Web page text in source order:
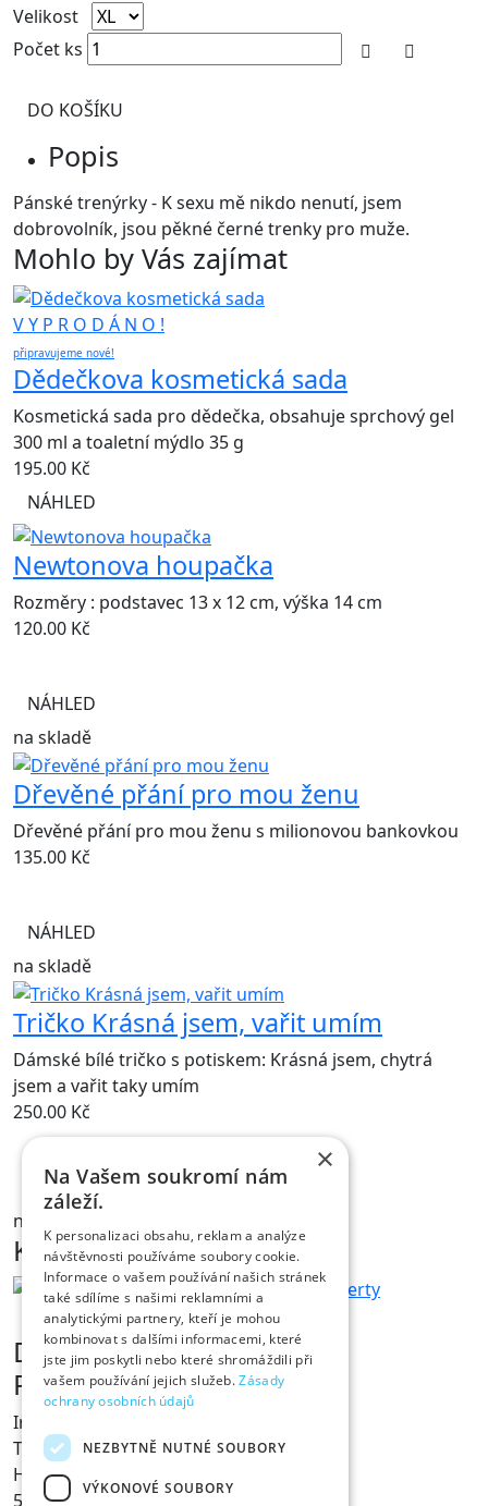
Velikost
Počet ks
DO KOŠÍKU
Popis
Pánské trenýrky - K sexu mě nikdo nenutí, jsem
dobrovolník, jsou pěkné černé trenky pro muže.
Mohlo by Vás zajímat
V Y P R O D Á N O !
připravujeme nové!
Dědečkova kosmetická sada
Kosmetická sada pro dědečka, obsahuje sprchový gel
300 ml a toaletní mýdlo 35 g
195.00 Kč
NÁHLED
Newtonova houpačka
Rozměry : podstavec 13 x 12 cm, výška 14 cm
120.00 Kč
NÁHLED
na skladě
Dřevěné přání pro mou ženu
Dřevěné přání pro mou ženu s milionovou bankovkou
135.00 Kč
NÁHLED
na skladě
Tričko Krásná jsem, vařit umím
Dámské bílé tričko s potiskem: Krásná jsem, chytrá
jsem a vařit taky umím
250.00 Kč
NÁHLED
na skladě
Kontakt
Dárky s vtipem
Prodejna Fóry a žerty
Ing. Václav Pícha
Tylovo nábřeží 367
Hradec Králové
500 02
×
Na Vašem soukromí nám
záleží.
K personalizaci obsahu, reklam a analýze
návštěvnosti používáme soubory cookie.
Informace o vašem používání našich stránek
také sdílíme s našimi reklamními a
analytickými partnery, kteří je mohou
kombinovat s dalšími informacemi, které
jste jim poskytli nebo které shromáždili při
vašem používání jejich služeb.Zásady
ochrany osobních údajů
NEZBYTNĚ NUTNÉ SOUBORY
VÝKONOVÉ SOUBORY